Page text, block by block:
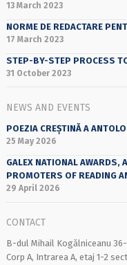
13 March 2023
NORME DE REDACTARE
17 March 2023
STEP-BY-STEP PROCESS
31 October 2023
NEWS AND EVENTS
POEZIA CREȘTINĂ A
25 May 2026
GALEX NATIONAL AWARDS,
PROMOTERS OF READING
29 April 2026
CONTACT
B-dul Mihail Kogălniceanu
Corp A, Intrarea A, etaj 1-2